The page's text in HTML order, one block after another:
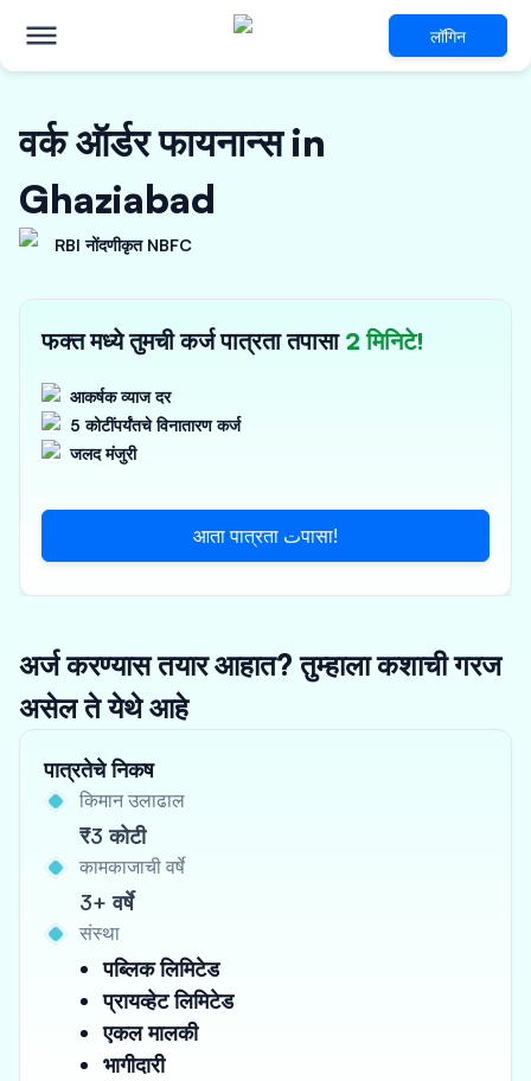
लॉगिन
वर्क ऑर्डर फायनान्स in
Ghaziabad
RBI नोंदणीकृत NBFC
फक्त मध्ये तुमची कर्ज पात्रता तपासा 2 मिनिटे!
आकर्षक व्याज दर
5 कोटींपर्यंतचे विनातारण कर्ज
जलद मंजुरी
आता पात्रता تपासा!
अर्ज करण्यास तयार आहात? तुम्हाला कशाची गरज
असेल ते येथे आहे
पात्रतेचे निकष
किमान उलाढाल
₹3 कोटी
कामकाजाची वर्षे
3+ वर्षे
संस्था
पब्लिक लिमिटेड
प्रायव्हेट लिमिटेड
एकल मालकी
भागीदारी